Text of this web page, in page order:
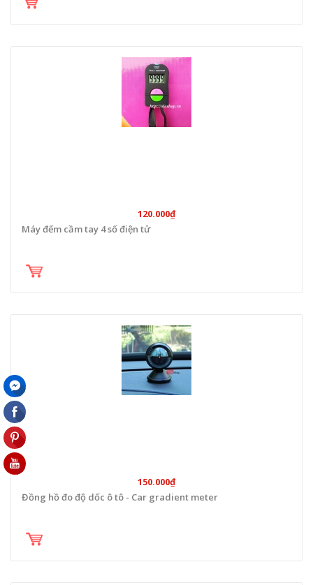
120.000₫
Máy đếm cầm tay 4 số điện tử
150.000₫
Đồng hồ đo độ dốc ô tô - Car gradient meter